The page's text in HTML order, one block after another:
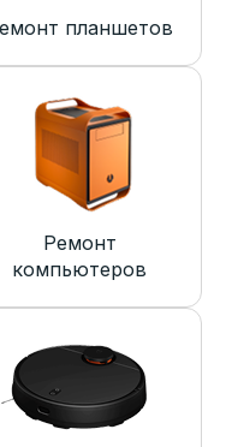
планшетов
Ремонт
компьютеров